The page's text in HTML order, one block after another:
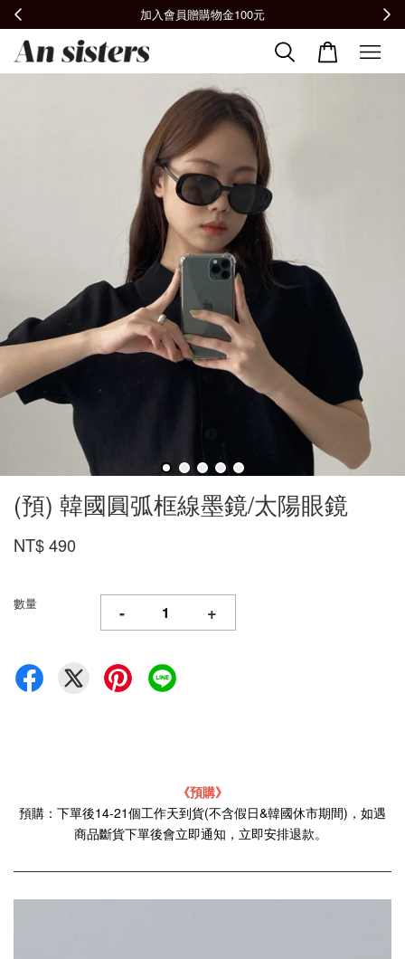
全館滿2000免運📦
(預) 韓國圓弧框線墨鏡/太陽眼鏡
NT$ 490
數量 - +
《預購》
預購：下單後14-21個工作天到貨(不含假日&韓國休市期間)，如遇
商品斷貨下單後會立即通知，立即安排退款。